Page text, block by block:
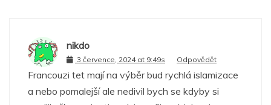
nikdo
3 července, 2024 at 9:49s Odpovědět
Francouzi tet mají na výběr bud rychlá islamizace
a nebo pomalejší ale nedivil bych se kdyby si